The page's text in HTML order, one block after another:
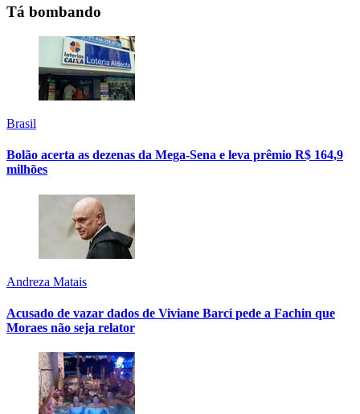
Tá bombando
Brasil
Bolão acerta as dezenas da Mega-Sena e leva prêmio R$ 164,9
milhões
Andreza Matais
Acusado de vazar dados de Viviane Barci pede a Fachin que
Moraes não seja relator